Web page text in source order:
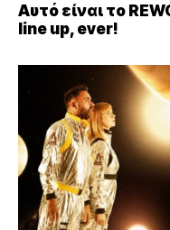
Αυτό είναι το
line up, ever!